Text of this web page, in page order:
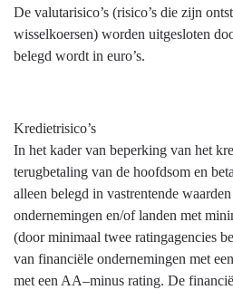
De valutarisico’s (risico’s die zijn
wisselkoersen) worden uitgesloten
belegd wordt in euro’s.
Kredietrisico’s
In het kader van beperking van het
terugbetaling van de hoofdsom en
alleen belegd in vastrentende
ondernemingen en/of landen met
(door minimaal twee ratingagencies
van financiële ondernemingen met
met een AA–minus rating. De